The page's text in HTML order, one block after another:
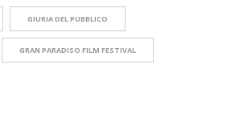
GIURIA DEL PUBBLICO
GRAN PARADISO FILM FESTIVAL